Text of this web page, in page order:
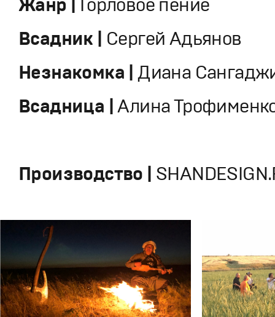
Жанр |
Горловое пение
Всадник | Сергей Адьянов
Незнакомка | Диана
Всадница |Алина
Производство |